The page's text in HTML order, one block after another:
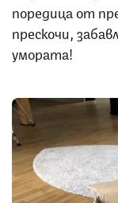
поредица от
прескочи,
умората!